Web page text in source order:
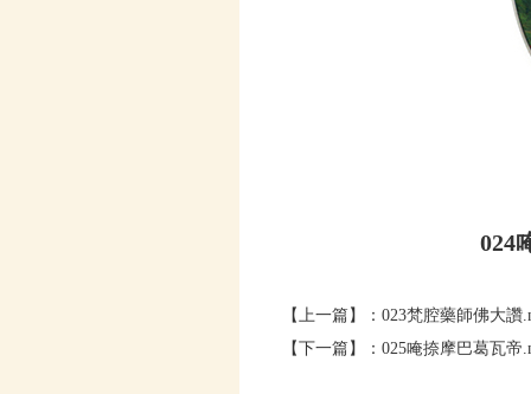
024
【上一篇】： 023梵腔藥師佛大讚
【下一篇】： 025唵捺摩巴葛瓦帝